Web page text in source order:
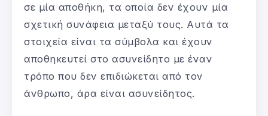
σε μία αποθήκη, τα οποία δεν έχουν μία
σχετική συνάφεια μεταξύ τους. Αυτά τα
στοιχεία είναι τα σύμβολα και έχουν
αποθηκευτεί στο ασυνείδητο με έναν
τρόπο που δεν επιδιώκεται από τον
άνθρωπο, άρα είναι ασυνείδητος.